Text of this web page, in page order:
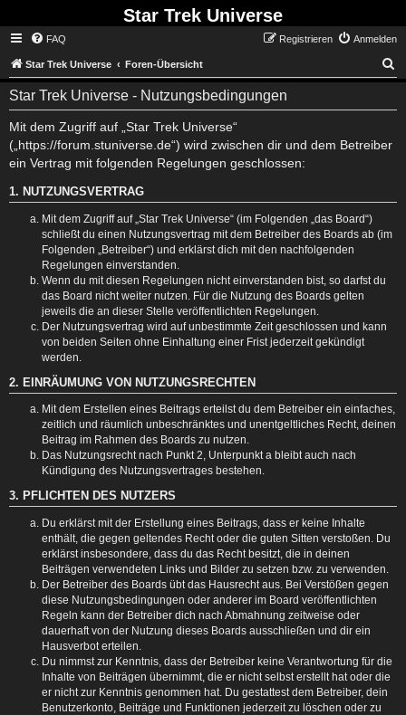
Star Trek Universe
FAQ Anmelden
Registrieren
Star Trek Universe Foren-Übersicht
Star Trek Universe - Nutzungsbedingungen
Mit dem Zugriff auf „Star Trek Universe“
(„https://forum.stuniverse.de“) wird zwischen dir und dem Betreiber
ein Vertrag mit folgenden Regelungen geschlossen:
1. NUTZUNGSVERTRAG
Mit dem Zugriff auf „Star Trek Universe“ (im Folgenden „das Board“)
schließt du einen Nutzungsvertrag mit dem Betreiber des Boards ab (im
Folgenden „Betreiber“) und erklärst dich mit den nachfolgenden
Regelungen einverstanden.
Wenn du mit diesen Regelungen nicht einverstanden bist, so darfst du
das Board nicht weiter nutzen. Für die Nutzung des Boards gelten
jeweils die an dieser Stelle veröffentlichten Regelungen.
Der Nutzungsvertrag wird auf unbestimmte Zeit geschlossen und kann
von beiden Seiten ohne Einhaltung einer Frist jederzeit gekündigt
werden.
2. EINRÄUMUNG VON NUTZUNGSRECHTEN
Mit dem Erstellen eines Beitrags erteilst du dem Betreiber ein einfaches,
zeitlich und räumlich unbeschränktes und unentgeltliches Recht, deinen
Beitrag im Rahmen des Boards zu nutzen.
Das Nutzungsrecht nach Punkt 2, Unterpunkt a bleibt auch nach
Kündigung des Nutzungsvertrages bestehen.
3. PFLICHTEN DES NUTZERS
Du erklärst mit der Erstellung eines Beitrags, dass er keine Inhalte
enthält, die gegen geltendes Recht oder die guten Sitten verstoßen. Du
erklärst insbesondere, dass du das Recht besitzt, die in deinen
Beiträgen verwendeten Links und Bilder zu setzen bzw. zu verwenden.
Der Betreiber des Boards übt das Hausrecht aus. Bei Verstößen gegen
diese Nutzungsbedingungen oder anderer im Board veröffentlichten
Regeln kann der Betreiber dich nach Abmahnung zeitweise oder
dauerhaft von der Nutzung dieses Boards ausschließen und dir ein
Hausverbot erteilen.
Du nimmst zur Kenntnis, dass der Betreiber keine Verantwortung für die
Inhalte von Beiträgen übernimmt, die er nicht selbst erstellt hat oder die
er nicht zur Kenntnis genommen hat. Du gestattest dem Betreiber, dein
Benutzerkonto, Beiträge und Funktionen jederzeit zu löschen oder zu